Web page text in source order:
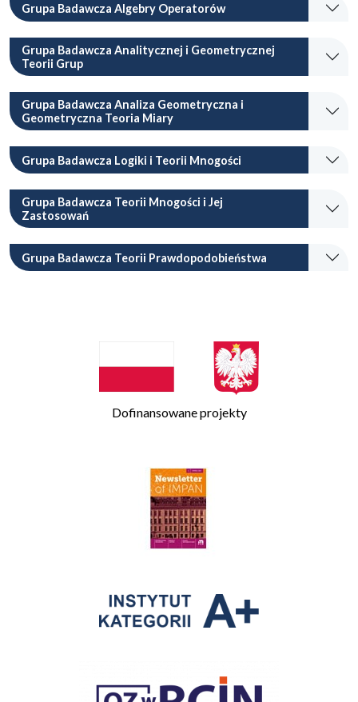
Grupa Badawcza Algebry Operatorów
Grupa Badawcza Analitycznej i Geometrycznej
Teorii Grup
Grupa Badawcza Analiza Geometryczna i
Geometryczna Teoria Miary
Grupa Badawcza Logiki i Teorii Mnogości
Grupa Badawcza Teorii Mnogości i Jej
Zastosowań
Grupa Badawcza Teorii Prawdopodobieństwa
Dofinansowane projekty